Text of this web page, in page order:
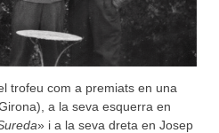
trofeu com a premiats en una
a la seva esquerra en
» i a la seva dreta en Josep